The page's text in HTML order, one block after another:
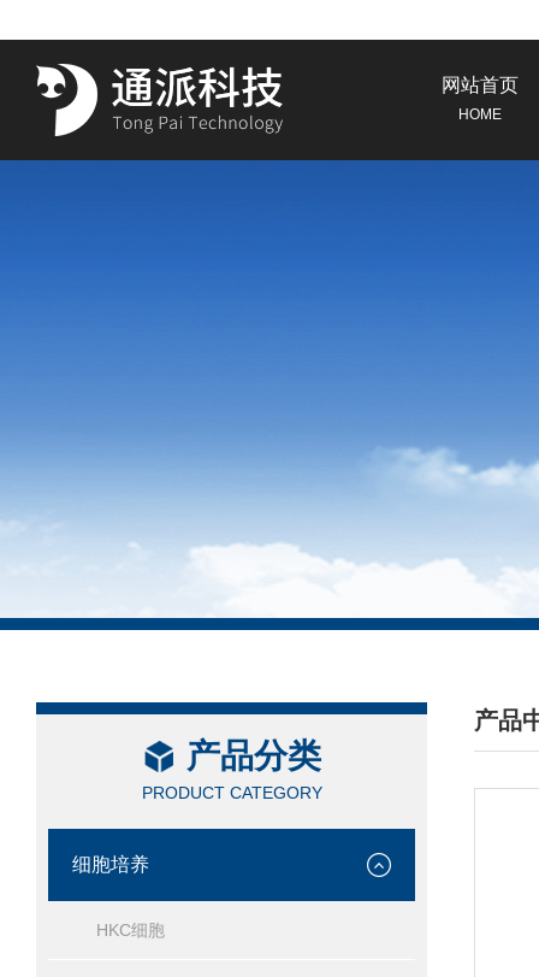
网站首页
HOME
产品分类
PRODUCT CATEGORY
细胞培养
HKC细胞
产品
/